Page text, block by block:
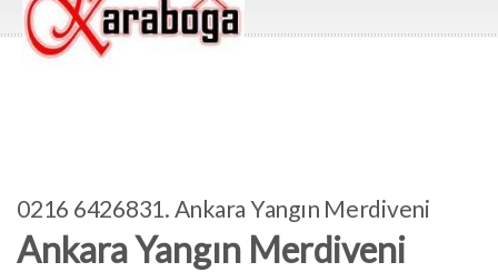
0216 6426831. Ankara Yangın Merdiveni
Ankara Yangın Merdiveni